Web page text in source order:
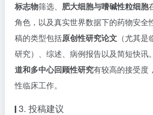
标志物筛选、 肥大细胞与嗜碱性粒细胞
角色，以及真实世界数据下的药物安全
稿的类型包括原创性研究论文 （尤其
研究）、综述、病例报告以及简短快讯
道和多中心回顾性研究有较高的接受度
性临床工作。
3. 投稿建议